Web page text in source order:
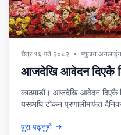
चैत्र १६ गते २०८२ • प्युठान अनलाईन
आजदेखि आवेदन दिएकै
काठमाडौं। आजदेखि आवेदन दिएकै
यसअघि टोकन प्रणालीमार्फत
सामाजिक सुरक्षा मन्त्रालयले श्रम
पुरा पढ्नुहो